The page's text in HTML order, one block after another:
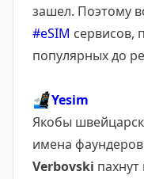
зашел. Поэтому
#eSIM сервисов,
популярных до
📲Yesim
Якобы
имена фаундеров
Verbovski